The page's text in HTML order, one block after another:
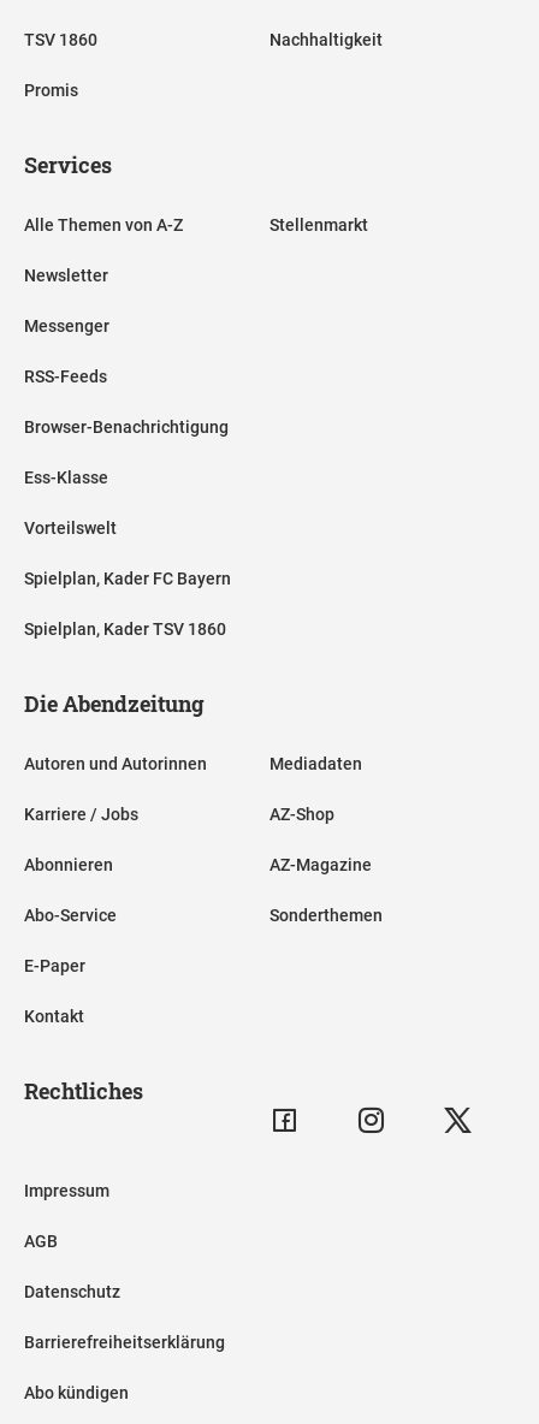
TSV 1860
Promis
Nachhaltigkeit
Services
Alle Themen von A-Z
Newsletter
Messenger
RSS-Feeds
Browser-Benachrichtigung
Ess-Klasse
Vorteilswelt
Spielplan, Kader FC Bayern
Spielplan, Kader TSV 1860
Stellenmarkt
Die Abendzeitung
Autoren und Autorinnen
Karriere / Jobs
Abonnieren
Abo-Service
E-Paper
Kontakt
Mediadaten
AZ-Shop
AZ-Magazine
Sonderthemen
Rechtliches
Impressum
AGB
Datenschutz
Barrierefreiheitserklärung
Abo kündigen